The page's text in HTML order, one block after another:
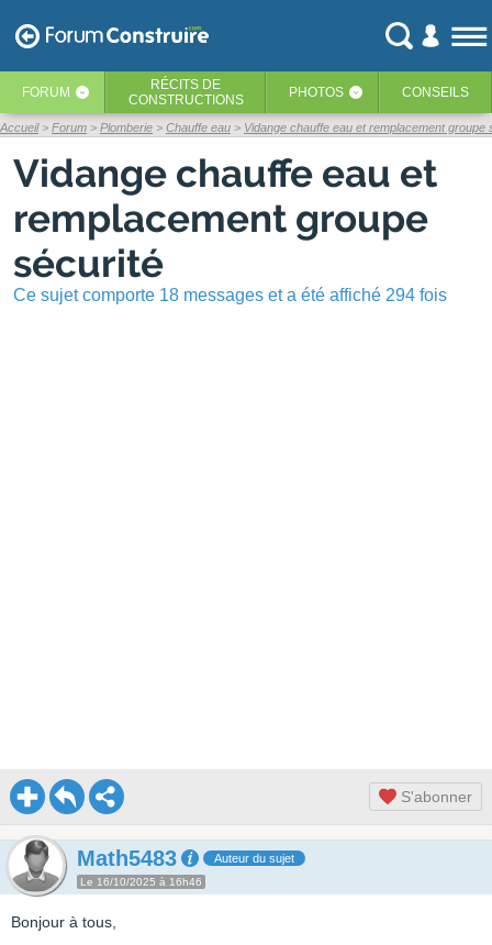
FORUM ‹ RÉCITS DE
CONSTRUCTIONS
PHOTOS ‹ CONSEILS
Accueil Forum Plomberie Chauffe eau Vidange chauffe eau et remplacement groupe
Vidange chauffe eau et
remplacement groupe
sécurité
Ce sujet comporte 18 messages et a été affiché 294 fois
S'abonner
Math5483 Auteur du sujet
Le 16/10/2025 à 16h46
Bonjour à tous,